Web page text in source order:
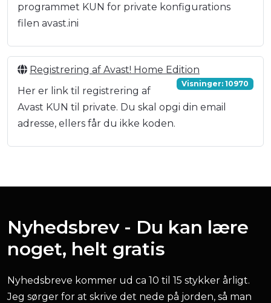
programmet KUN for private konfigurations
filen avast.ini
Registrering af Avast! Home Edition
Visninger: 10970
Her er link til registrering af
Avast KUN til private. Du skal opgi din email
adresse, ellers får du ikke koden.
Nyhedsbrev - Du kan lære
noget, helt gratis
Nyhedsbreve kommer ud ca 10 til 15 stykker årligt.
Jeg sørger for at skrive det nede på jorden, så man